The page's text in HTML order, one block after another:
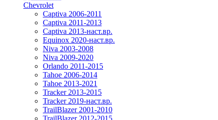
Chevrolet
Captiva 2006-2011
Captiva 2011-2013
Captiva 2013-наст.вр.
Equinox 2020-наст.вр.
Niva 2003-2008
Niva 2009-2020
Orlando 2011-2015
Tahoe 2006-2014
Tahoe 2013-2021
Tracker 2013-2015
Tracker 2019-наст.вр.
TrailBlazer 2001-2010
TrailBlazer 2012-2015